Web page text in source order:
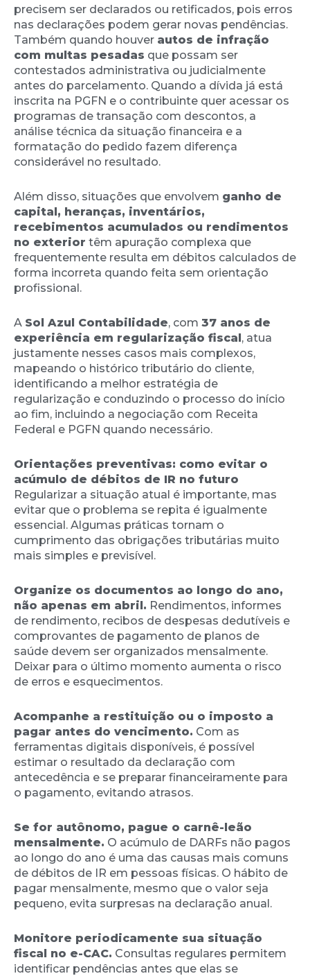
precisem ser declarados ou retificados, pois erros
nas declarações podem gerar novas pendências.
Também quando houver autos de infração
com multas pesadas que possam ser
contestados administrativa ou judicialmente
antes do parcelamento. Quando a dívida já está
inscrita na PGFN e o contribuinte quer acessar os
programas de transação com descontos, a
análise técnica da situação financeira e a
formatação do pedido fazem diferença
considerável no resultado.
Além disso, situações que envolvem ganho de
capital, heranças, inventários,
recebimentos acumulados ou rendimentos
no exterior têm apuração complexa que
frequentemente resulta em débitos calculados de
forma incorreta quando feita sem orientação
profissional.
A Sol Azul Contabilidade, com 37 anos de
experiência em regularização fiscal, atua
justamente nesses casos mais complexos,
mapeando o histórico tributário do cliente,
identificando a melhor estratégia de
regularização e conduzindo o processo do início
ao fim, incluindo a negociação com Receita
Federal e PGFN quando necessário.
Orientações preventivas: como evitar o
acúmulo de débitos de IR no futuro
Regularizar a situação atual é importante, mas
evitar que o problema se repita é igualmente
essencial. Algumas práticas tornam o
cumprimento das obrigações tributárias muito
mais simples e previsível.
Organize os documentos ao longo do ano,
não apenas em abril. Rendimentos, informes
de rendimento, recibos de despesas dedutíveis e
comprovantes de pagamento de planos de
saúde devem ser organizados mensalmente.
Deixar para o último momento aumenta o risco
de erros e esquecimentos.
Acompanhe a restituição ou o imposto a
pagar antes do vencimento. Com as
ferramentas digitais disponíveis, é possível
estimar o resultado da declaração com
antecedência e se preparar financeiramente para
o pagamento, evitando atrasos.
Se for autônomo, pague o carnê-leão
mensalmente. O acúmulo de DARFs não pagos
ao longo do ano é uma das causas mais comuns
de débitos de IR em pessoas físicas. O hábito de
pagar mensalmente, mesmo que o valor seja
pequeno, evita surpresas na declaração anual.
Monitore periodicamente sua situação
fiscal no e-CAC. Consultas regulares permitem
identificar pendências antes que elas se